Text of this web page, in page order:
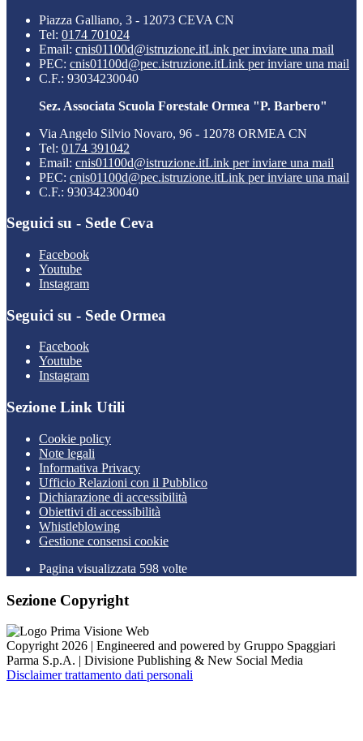
Piazza Galliano, 3 - 12073 CEVA CN
Tel: 0174 701024
Email: cnis01100d@istruzione.itLink per inviare una mail
PEC: cnis01100d@pec.istruzione.itLink per inviare una mail
C.F.: 93034230040
Sez. Associata Scuola Forestale Ormea "P. Barbero"
Via Angelo Silvio Novaro, 96 - 12078 ORMEA CN
Tel: 0174 391042
Email: cnis01100d@istruzione.itLink per inviare una mail
PEC: cnis01100d@pec.istruzione.itLink per inviare una mail
C.F.: 93034230040
Seguici su - Sede Ceva
Facebook
Youtube
Instagram
Seguici su - Sede Ormea
Facebook
Youtube
Instagram
Sezione Link Utili
Cookie policy
Note legali
Informativa Privacy
Ufficio Relazioni con il Pubblico
Dichiarazione di accessibilità
Obiettivi di accessibilità
Whistleblowing
Gestione consensi cookie
Pagina visualizzata 598 volte
Sezione Copyright
Copyright 2026 | Engineered and powered by Gruppo Spaggiari
Parma S.p.A. | Divisione Publishing & New Social Media
Disclaimer trattamento dati personali